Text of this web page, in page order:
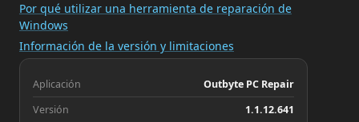
Por qué utilizar una herramienta de reparación de
Windows
Información de la versión y limitaciones
Aplicación
Outbyte PC Repair
Versión
1.1.12.641